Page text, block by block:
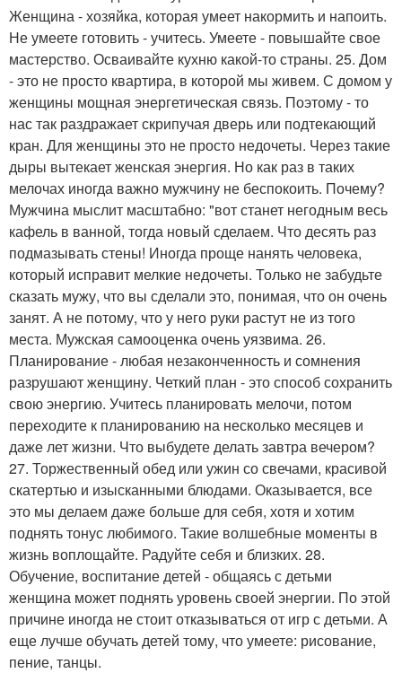
Женщина - хозяйка, которая умеет накормить и напоить.
Не умеете готовить - учитесь. Умеете - повышайте свое
мастерство. Осваивайте кухню какой-то страны. 25. Дом
- это не просто квартира, в которой мы живем. С домом у
женщины мощная энергетическая связь. Поэтому - то
нас так раздражает скрипучая дверь или подтекающий
кран. Для женщины это не просто недочеты. Через такие
дыры вытекает женская энергия. Но как раз в таких
мелочах иногда важно мужчину не беспокоить. Почему?
Мужчина мыслит масштабно: "вот станет негодным весь
кафель в ванной, тогда новый сделаем. Что десять раз
подмазывать стены! Иногда проще нанять человека,
который исправит мелкие недочеты. Только не забудьте
сказать мужу, что вы сделали это, понимая, что он очень
занят. А не потому, что у него руки растут не из того
места. Мужская самооценка очень уязвима. 26.
Планирование - любая незаконченность и сомнения
разрушают женщину. Четкий план - это способ сохранить
свою энергию. Учитесь планировать мелочи, потом
переходите к планированию на несколько месяцев и
даже лет жизни. Что выбудете делать завтра вечером?
27. Торжественный обед или ужин со свечами, красивой
скатертью и изысканными блюдами. Оказывается, все
это мы делаем даже больше для себя, хотя и хотим
поднять тонус любимого. Такие волшебные моменты в
жизнь воплощайте. Радуйте себя и близких. 28.
Обучение, воспитание детей - общаясь с детьми
женщина может поднять уровень своей энергии. По этой
причине иногда не стоит отказываться от игр с детьми. А
еще лучше обучать детей тому, что умеете: рисование,
пение, танцы.